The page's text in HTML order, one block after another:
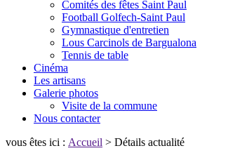
Comités des fêtes Saint Paul
Football Golfech-Saint Paul
Gymnastique d'entretien
Lous Carcinols de Bargualona
Tennis de table
Cinéma
Les artisans
Galerie photos
Visite de la commune
Nous contacter
vous êtes ici : Accueil > Détails actualité